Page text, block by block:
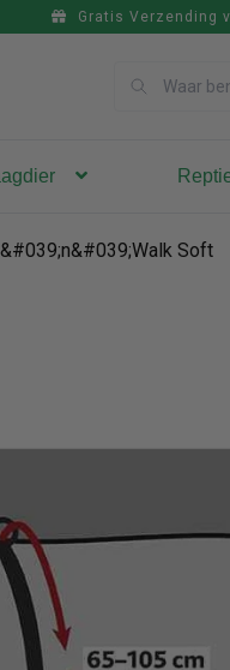
Gratis Verzending
Soft